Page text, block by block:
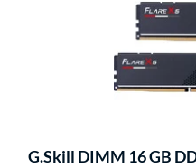
G.Skill DIMM 16 GB